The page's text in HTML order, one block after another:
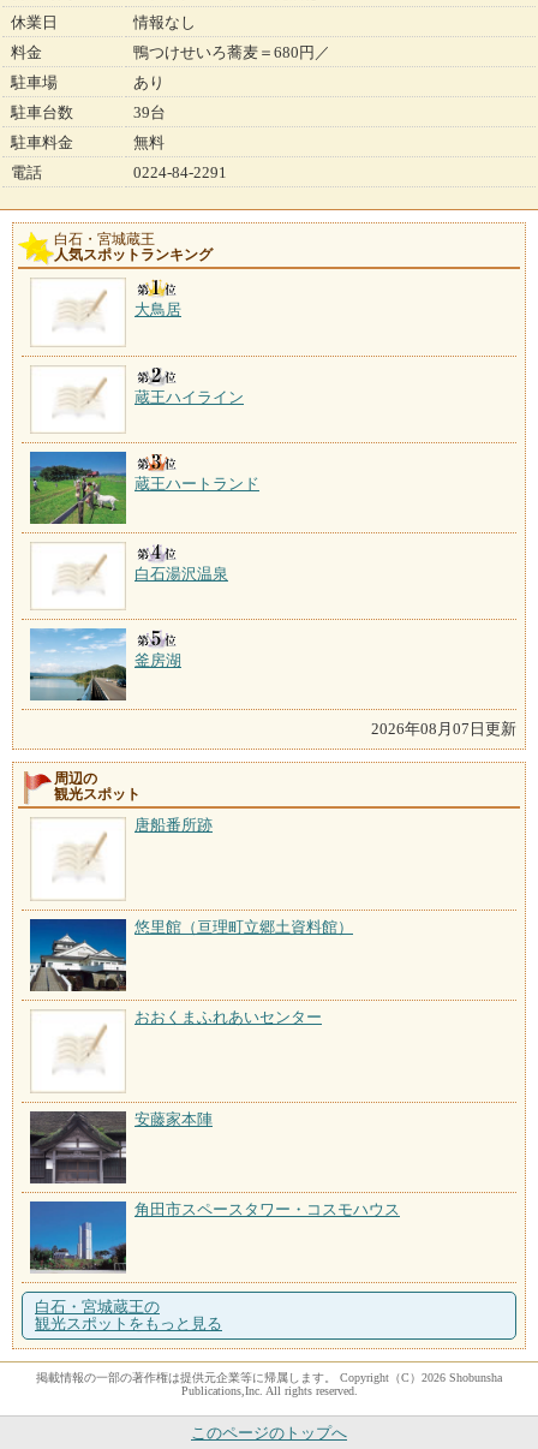
休業日
情報なし
料金
鴨つけせいろ蕎麦＝680円／
駐車場
あり
駐車台数
39台
駐車料金
無料
電話
0224-84-2291
白石・宮城蔵王
人気スポットランキング
大鳥居
蔵王ハイライン
蔵王ハートランド
白石湯沢温泉
釜房湖
2026年08月07日更新
周辺の
観光スポット
唐船番所跡
悠里館（亘理町立郷土資料館）
おおくまふれあいセンター
安藤家本陣
角田市スペースタワー・コスモハウス
白石・宮城蔵王の
観光スポットをもっと見る
掲載情報の一部の著作権は提供元企業等に帰属します。 Copyright（C）2026 Shobunsha
Publications,Inc. All rights reserved.
このページのトップへ